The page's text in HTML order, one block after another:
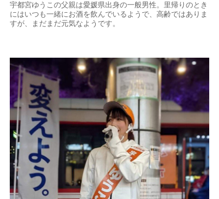
宇都宮ゆうこの父親は愛媛県出身の一般男性。里帰りのとき
にはいつも一緒にお酒を飲んでいるようで、高齢ではありま
すが、まだまだ元気なようです。